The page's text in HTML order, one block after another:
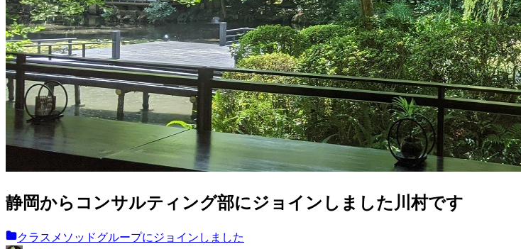
静岡からコンサルティング部にジョインしました川村です
クラスメソッドグループにジョインしました